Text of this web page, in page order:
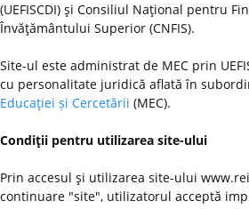
(UEFISCDI) şi Consiliul Naţional pentru
Învăţământului Superior (CNFIS).
Site-ul este administrat de MEC prin
cu personalitate juridică aflată în
Educaţiei și Cercetării (MEC).
Condiţii pentru utilizarea site-ului
Prin accesul şi utilizarea site-ului
continuare "site", utilizatorul acceptă